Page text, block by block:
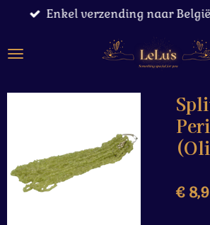
naar
Enkel verzending naar
€